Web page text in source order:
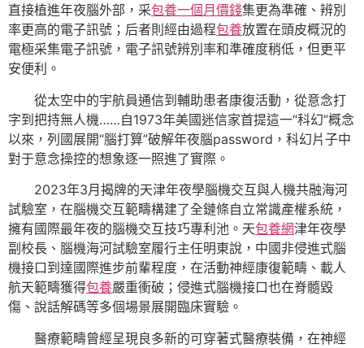
直接植進年夜腦外部，采包養一個月價錢集更為準確、辨別
率更高的電子訊號；后者則經由過程包養放置在頭皮概況的
電極采集電子訊號，電子訊號辨別率和準確度稍低，但更平
安便利。
從太空中的宇航員通信到輔助患者康復活動，從意念打
字到把持無人機……自1973年美國迷信家首提這一“科幻”概念
以來，列國展開“腦打算”破解年夜腦password，科幻片子中
對于意念操控的想象逐一照進了實際。
2023年3月揭牌的天津年夜學腦機交互與人機共融海河
試驗室，在腦機交互範疇構建了全鏈條自立常識產權系統，
擁有國際最年夜的腦機交互技巧專利池。天包養網津年夜學
副校長、腦機海河試驗室履行主任明東說，中國非侵進式腦
機接口到達國際進步前輩程度，在活動神經康復範疇、載人
航天範疇獲得包養嚴重衝破；侵進式腦機接口也在脊髓毀
傷、說話解碼等多個場景展開臨床實驗。
醫療範疇曾經呈現良多新的可穿著式醫療裝備，在神經